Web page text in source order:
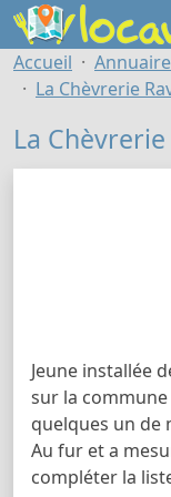
Accueil
La Chèvrerie
La
Jeune installée
sur la commune
quelques un de
Au fur et a
compléter la